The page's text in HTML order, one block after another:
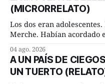
—De momento mejor
(MICRORRELATO)
Los dos eran
Merche. Habían acordado
lugar del río que debía
curva que la corriente
Habían dispuesto que
04 ago. 2026
A UN PAÍS DE
UN TUERTO